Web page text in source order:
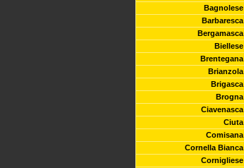
Bagnolese
Barbaresca
Bergamasca
Biellese
Brentegana
Brianzola
Brigasca
Brogna
Ciavenasca
Ciuta
Comisana
Cornella Bianca
Cornigliese